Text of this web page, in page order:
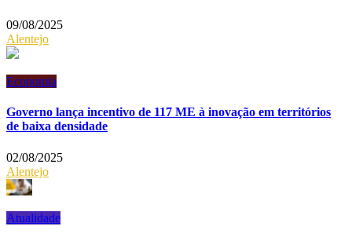
09/08/2025
Alentejo
Economia
Governo lança incentivo de 117 ME à inovação em territórios
de baixa densidade
02/08/2025
Alentejo
Atualidade